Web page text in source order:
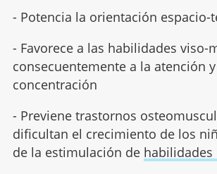
- Potencia la orientación espacio-
- Favorece a las habilidades viso-
consecuentemente a la atención y
concentración
- Previene trastornos
dificultan el crecimiento de los
de la estimulación de habilidades